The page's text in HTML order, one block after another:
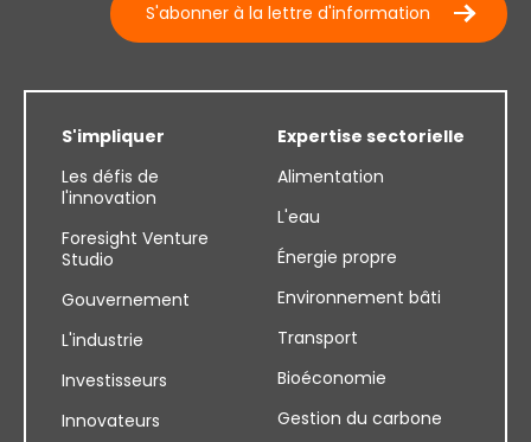
S'abonner à la lettre d'information
S'impliquer
Les défis de
l'innovation
Foresight Venture
Studio
Gouvernement
L'industrie
Investisseurs
Innovateurs
Expertise sectorielle
Alimentation
L'eau
Énergie propre
Environnement bâti
Transport
Bioéconomie
Gestion du carbone